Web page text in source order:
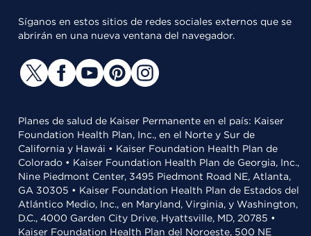
Síganos en estos sitios de redes sociales externos que se
abrirán en una nueva ventana del navegador.
Planes de salud de Kaiser Permanente en el país: Kaiser
Foundation Health Plan, Inc., en el Norte y Sur de
California y Hawái • Kaiser Foundation Health Plan de
Colorado • Kaiser Foundation Health Plan de Georgia, Inc.,
Nine Piedmont Center, 3495 Piedmont Road NE, Atlanta,
GA 30305 • Kaiser Foundation Health Plan de Estados del
Atlántico Medio, Inc., en Maryland, Virginia, y Washington,
D.C., 4000 Garden City Drive, Hyattsville, MD, 20785 •
Kaiser Foundation Health Plan del Noroeste, 500 NE